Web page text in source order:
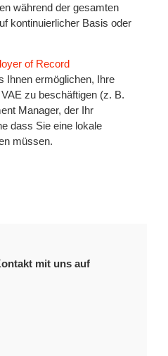
während der gesamten
kontinuierlicher Basis oder
of Record
Ihnen ermöglichen, Ihre
zu beschäftigen (z. B.
Manager, der Ihr
dass Sie eine lokale
müssen.
mit uns auf